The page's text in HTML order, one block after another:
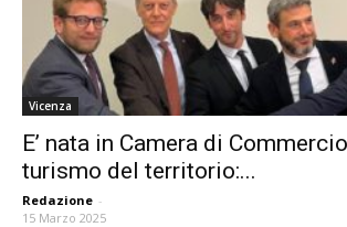
Vicenza
E’ nata in Camera di
turismo del territorio:...
Redazione -
15 Marzo 2025